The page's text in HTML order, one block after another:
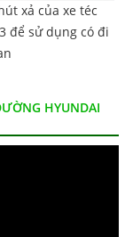
xả của xe téc
để sử dụng có đi
HYUNDAI